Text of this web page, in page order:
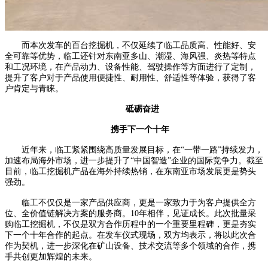
而本次发车的百台挖掘机，不仅延续了临工品质高、性能好、安
全可靠等优势，临工还针对东南亚多山、潮湿、海风强、炎热等特点
和工况环境，在产品动力、设备性能、驾驶操作等方面进行了定制，
提升了客户对于产品使用便捷性、耐用性、舒适性等体验，获得了客
户肯定与青睐。
砥砺奋进
携手下一个十年
近年来，临工紧紧围绕高质量发展目标，在“一带一路”持续发力，
加速布局海外市场，进一步提升了“中国智造”企业的国际竞争力。截至
目前，临工挖掘机产品在海外持续热销，在东南亚市场发展更是势头
强劲。
临工不仅仅是一家产品供应商，更是一家致力于为客户提供全方
位、全价值链解决方案的服务商。10年相伴，见证成长。此次批量采
购临工挖掘机，不仅是双方合作历程中的一个重要里程碑，更是夯实
下一个十年合作的起点。在发车仪式现场，双方均表示，将以此次合
作为契机，进一步深化在矿山设备、技术交流等多个领域的合作，携
手共创更加辉煌的未来。